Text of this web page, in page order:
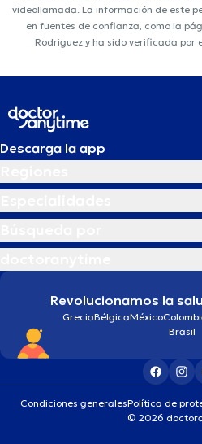
videollamada. La información de este
en fuentes de confianza, como la
Rodriguez y ha sido verificada por
Descarga la app
Revolucionamos la
GreciaBélgicaMéxico
Brasil
Condiciones generalesPolítica de
© 2026